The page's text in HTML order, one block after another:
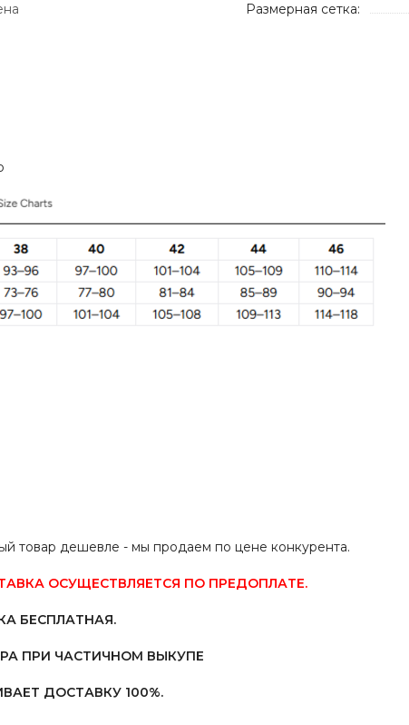
Размерная сетка:
товар дешевле - мы продаем по цене конкурента.
ОСУЩЕСТВЛЯЕТСЯ ПО ПРЕДОПЛАТЕ.
БЕСПЛАТНАЯ.
ПРИ ЧАСТИЧНОМ ВЫКУПЕ
ДОСТАВКУ 100%.